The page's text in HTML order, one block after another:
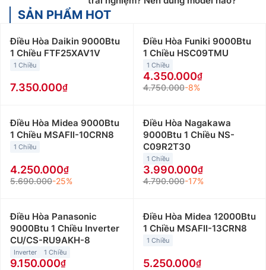
SẢN PHẨM HOT
Điều Hòa Daikin 9000Btu
1 Chiều FTF25XAV1V
1 Chiều
7.350.000
Điều Hòa Funiki 9000Btu
1 Chiều HSC09TMU
1 Chiều
4.350.000
4.750.000-8%
Điều Hòa Midea 9000Btu
1 Chiều MSAFII-10CRN8
1 Chiều
4.250.000
5.690.000-25%
Điều Hòa Nagakawa
9000Btu 1 Chiều NS-
C09R2T30
1 Chiều
3.990.000
4.790.000-17%
Điều Hòa Panasonic
9000Btu 1 Chiều Inverter
CU/CS-RU9AKH-8
Inverter 1 Chiều
9.150.000
Điều Hòa Midea 12000Btu
1 Chiều MSAFII-13CRN8
1 Chiều
5.250.000